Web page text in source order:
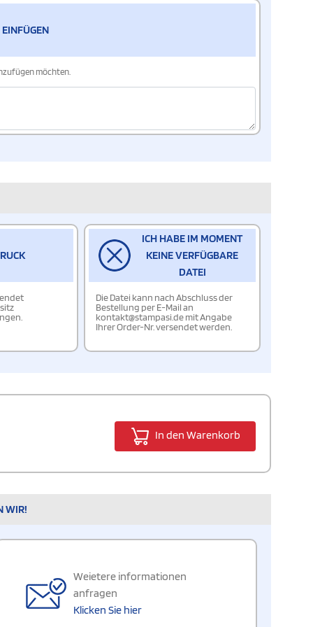
möchten.
ICH HABE IM MOMENT
KEINE VERFÜGBARE
DATEI
Die Datei kann nach Abschluss der
Bestellung per E-Mail an
kontakt@stampasi.de mit Angabe
Ihrer Order-Nr. versendet werden.
In den Warenkorb
WIR!
Weietere informationen
anfragen
Klicken Sie hier